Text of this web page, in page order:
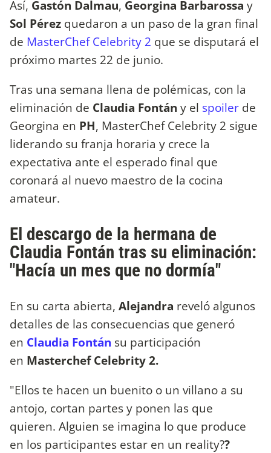
Así, Gastón Dalmau, Georgina Barbarossa y
Sol Pérez quedaron a un paso de la gran final
de MasterChef Celebrity 2 que se disputará el
próximo martes 22 de junio.
Tras una semana llena de polémicas, con la
eliminación de Claudia Fontán y el spoiler de
Georgina en PH, MasterChef Celebrity 2 sigue
liderando su franja horaria y crece la
expectativa ante el esperado final que
coronará al nuevo maestro de la cocina
amateur.
El descargo de la hermana de
Claudia Fontán tras su eliminación:
"Hacía un mes que no dormía"
En su carta abierta, Alejandra reveló algunos
detalles de las consecuencias que generó
en Claudia Fontán su participación
en Masterchef Celebrity 2.
"Ellos te hacen un buenito o un villano a su
antojo, cortan partes y ponen las que
quieren. Alguien se imagina lo que produce
en los participantes estar en un reality??